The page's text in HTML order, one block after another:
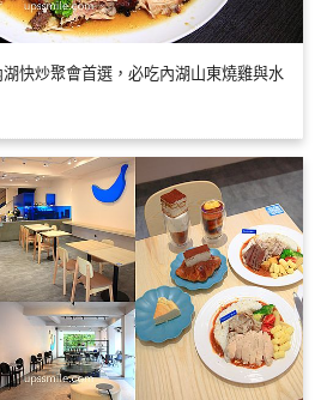
快炒聚會首選，必吃內湖山東燒雞與水